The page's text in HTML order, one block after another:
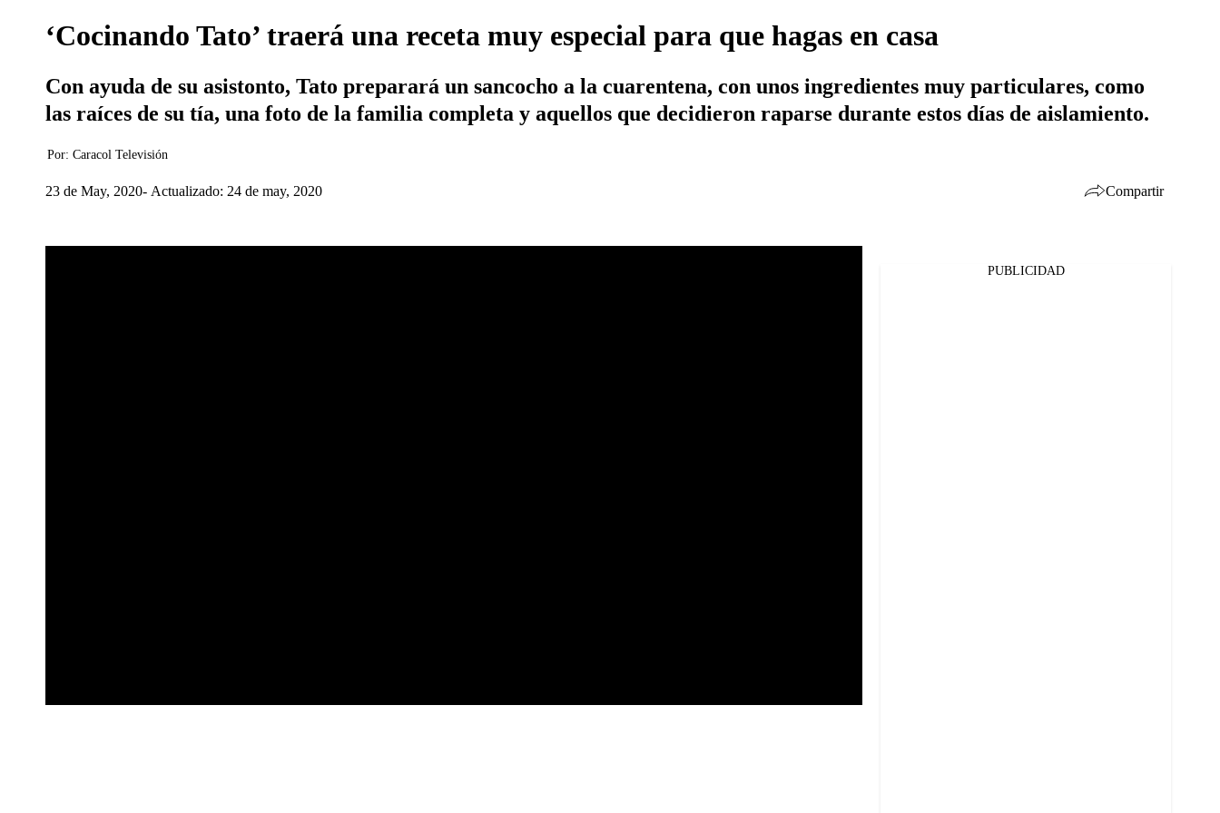
‘Cocinando Tato’ traerá una receta muy especial para que hagas en casa
Con ayuda de su asistonto, Tato preparará un sancocho a la cuarentena, con unos ingredientes muy particulares, como
las raíces de su tía, una foto de la familia completa y aquellos que decidieron raparse durante estos días de aislamiento.
Por: Caracol Televisión
23 de May, 2020 Actualizado: 24 de may, 2020 Compartir
PUBLICIDAD